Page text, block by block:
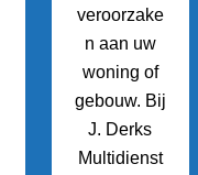
veroorzake
n aan uw
woning of
gebouw. Bij
J. Derks
Multidienst